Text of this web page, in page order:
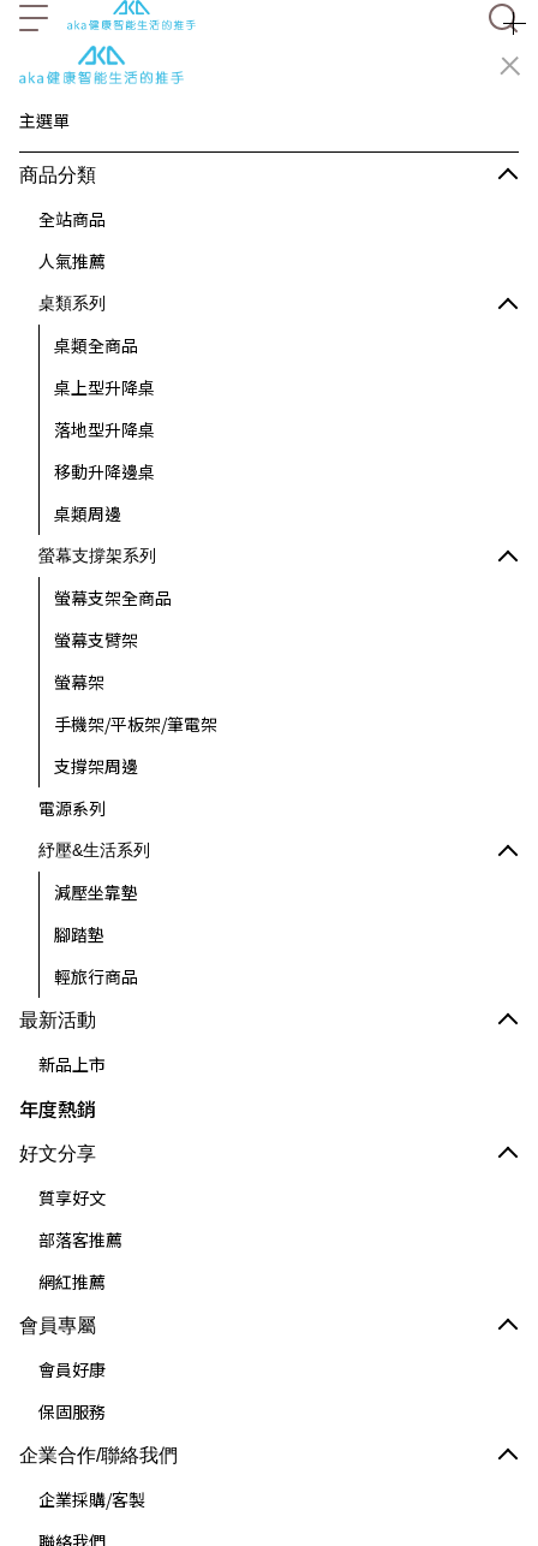
主選單
商品分類
全站商品
人氣推薦
桌類系列
桌類全商品
桌上型升降桌
落地型升降桌
移動升降邊桌
桌類周邊
螢幕支撐架系列
螢幕支架全商品
螢幕支臂架
螢幕架
手機架/平板架/筆電架
支撐架周邊
電源系列
紓壓&生活系列
減壓坐靠墊
腳踏墊
輕旅行商品
最新活動
新品上市
年度熱銷
好文分享
質享好文
部落客推薦
網紅推薦
會員專屬
會員好康
保固服務
企業合作/聯絡我們
企業採購/客製
聯絡我們